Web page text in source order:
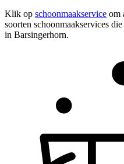
Klik op schoonmaakservice om
soorten schoonmaakservices
in Barsingerhorn.